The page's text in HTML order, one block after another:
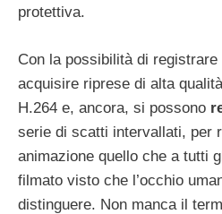
protettiva.
Con la possibilità di
acquisire riprese di alta
H.264 e, ancora, si possono
serie di scatti intervallati, per
animazione quello che a tutti
filmato visto che l’occhio
distinguere. Non manca il